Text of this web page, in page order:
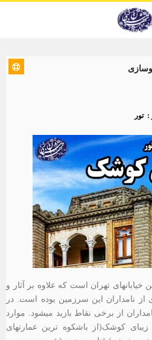
:تور
تهران است که علاوه بر آثار و
از نامداران این سرزمین بوده است. در
از برخی نقاط بازید میشود. موارد
کوشک(از باشکوه ترین عمارتهای